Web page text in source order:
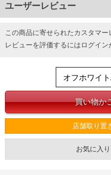
ユーザーレビュー
この商品に寄せられたカスタマー
レビューを評価するにはログイン
店舗取り置
お気に入